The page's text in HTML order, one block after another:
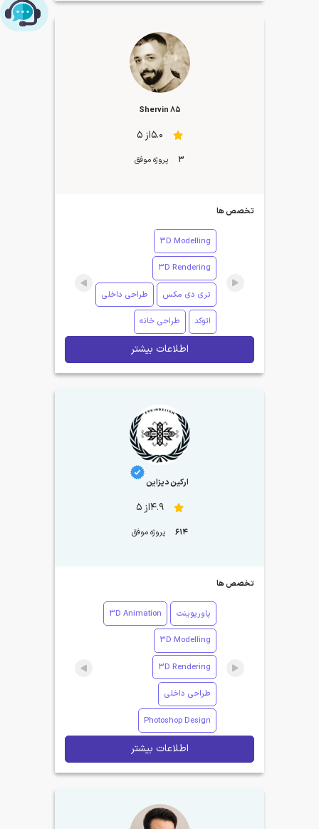
Shervin 85
5.0از 5
3 پروژه موفق
تخصص ها
3D Modelling
3D Rendering
تری دی مکس طراحی داخلی
اتوکد طراحی خانه
اطلاعات بیشتر
ارکین دیزاین
4.9از 5
614 پروژه موفق
تخصص ها
پاورپوینت 3D Animation
3D Modelling
3D Rendering
طراحی داخلی
Photoshop Design
اطلاعات بیشتر
چت با پشتیبانی پارس‌کدرز